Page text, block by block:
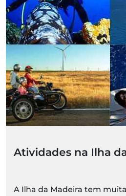
Atividades na Ilha
A Ilha da Madeira tem